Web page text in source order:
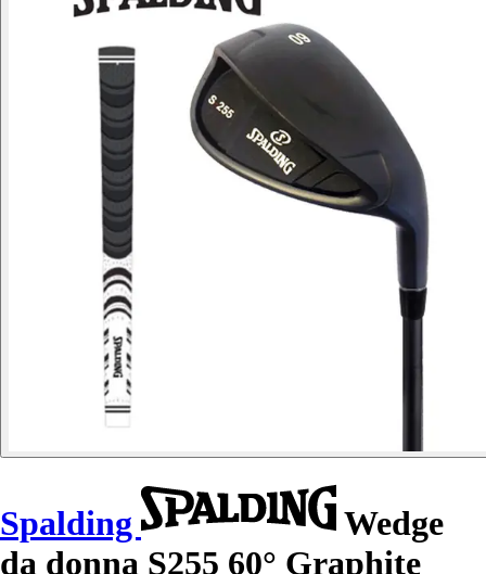
Spalding
Wedge
da donna S255 60° Graphite